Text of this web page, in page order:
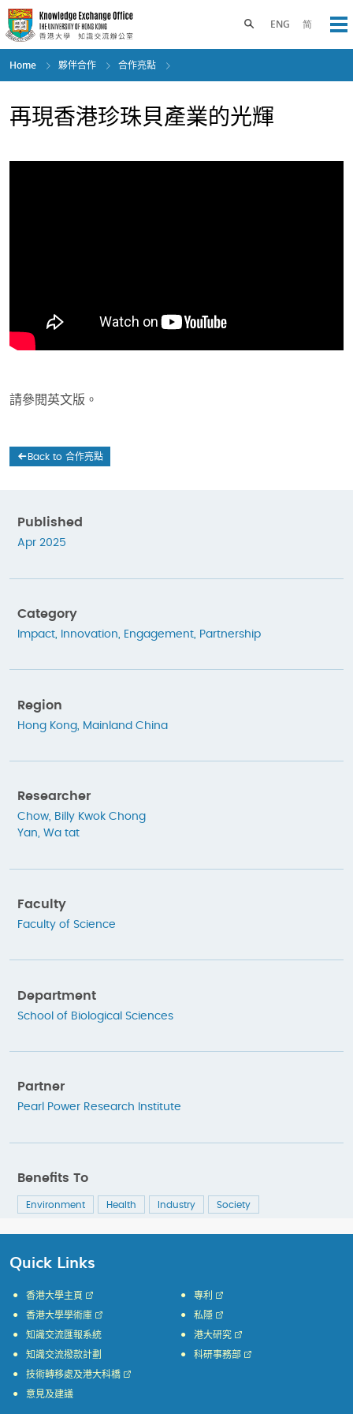
Skip
to
main
content
ENG 简
Toggle search panel
Home 夥伴合作 合作亮點
再現香港珍珠貝產業的光輝
請參閱英文版。
Back to 合作亮點
Published
Apr 2025
Category
Impact, Innovation, Engagement, Partnership
Region
Hong Kong Mainland China
Researcher
Chow, Billy Kwok Chong
Yan, Wa tat
Faculty
Faculty of Science
Department
School of Biological Sciences
Partner
Pearl Power Research Institute
Benefits To
Environment Health Industry Society
Quick Links
香港大學主頁
香港大學學術庫
知識交流匯報系統
知識交流撥款計劃
專利
私隱
港大研究
科研事務部
技術轉移處及港大科橋
意見及建議